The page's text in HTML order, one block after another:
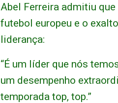
Abel Ferreira admitiu
futebol europeu e o
liderança:
“É um líder que nós
um desempenho
temporada top, top.”